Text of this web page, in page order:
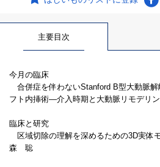
主要目次
今月の臨床
合併症を伴わないStanford B型大動脈解
フト内挿術―介入時期と大動脈リモデリ
臨床と研究
区域切除の理解を深めるための3D実体
森 聡